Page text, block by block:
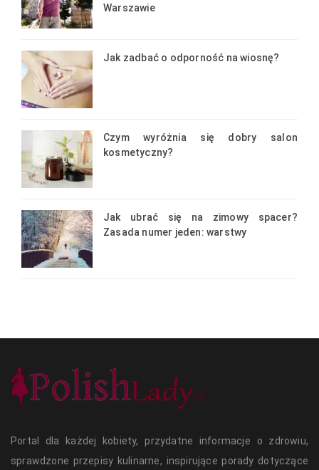
Warszawie
Jak zadbać o odporność na wiosnę?
Czym wyróżnia się dobry salon
kosmetyczny?
Jak ubrać się na zimowy spacer?
Zasada numer jeden: warstwy
Portal dla każdej kobiety, przydatne informacje o zdrowiu,
sprawdzone przepisy kulinarne, inspirujące porady dotyczące